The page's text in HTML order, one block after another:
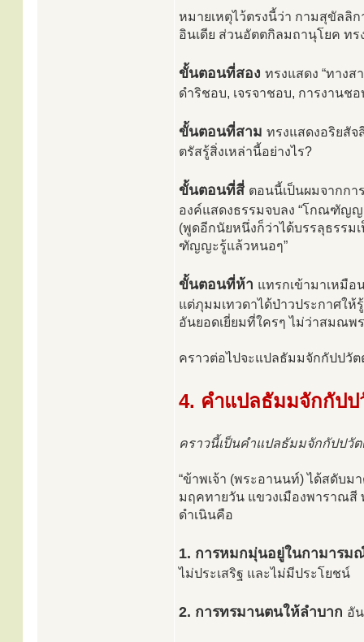
หมายเหตุไว้ตรงนี้ว่า กามสุขัลลิ
อินเดีย ส่วนอัตตกิลมถานุโยค ท
ขั้นตอนที่สอง ทรงแสดง “ทาง
ดำริชอบ, เจรจาชอบ, การงานช
ขั้นตอนที่สาม ทรงแสดงอริยสั
ตรัสรู้สิ่งเหล่านี้อย่างไร?
ขั้นตอนที่สี่ ตอนนี้เป็นผมจากกา
องค์แสดงธรรมจบลง “โกณฑัญญ
(พูดอีกนัยหนึ่งก็ว่าได้บรรลุธรรม
ฑัญญะรู้แล้วหนอๆ”
ขั้นตอนที่ห้า แทรกเข้ามาเหมือ
แต่ภุมมเทวดาได้ป่าวประกาศใ
อันยอดเยี่ยมที่ใครๆ ไม่ว่าสมณ
คราวต่อไปจะแปลธัมมจักกัปปวั
4. คำแปลธัมมจักกัป
คราวนี้เป็นคำแปลธัมมจักกัปปวั
“ข้าพเจ้า (พระอานนท์) ได้สดับ
มฤคทายวัน แขวงเมืองพาราณ
ดำเนินคือ
1. การหมกมุ่นอยู่ในกามาร
ไม่ประเสริฐ และไม่มีประโยชน์
2. การทรมานตนให้ลำบาก อั